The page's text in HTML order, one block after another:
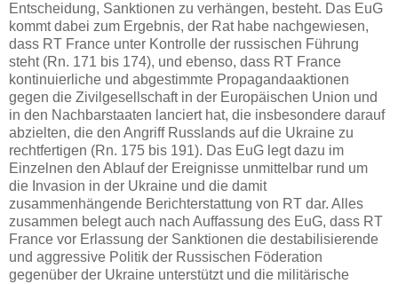
Entscheidung, Sanktionen zu verhängen, besteht. Das EuG
kommt dabei zum Ergebnis, der Rat habe nachgewiesen,
dass RT France unter Kontrolle der russischen Führung
steht (Rn. 171 bis 174), und ebenso, dass RT France
kontinuierliche und abgestimmte Propagandaaktionen
gegen die Zivilgesellschaft in der Europäischen Union und
in den Nachbarstaaten lanciert hat, die insbesondere darauf
abzielten, die den Angriff Russlands auf die Ukraine zu
rechtfertigen (Rn. 175 bis 191). Das EuG legt dazu im
Einzelnen den Ablauf der Ereignisse unmittelbar rund um
die Invasion in der Ukraine und die damit
zusammenhängende Berichterstattung von RT dar. Alles
zusammen belegt auch nach Auffassung des EuG, dass RT
France vor Erlassung der Sanktionen die destabilisierende
und aggressive Politik der Russischen Föderation
gegenüber der Ukraine unterstützt und die militärische